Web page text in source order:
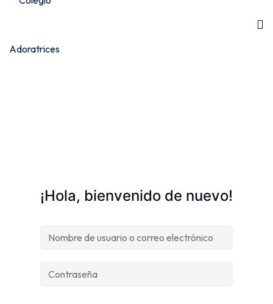
¡Hola, bienvenido de nuevo!